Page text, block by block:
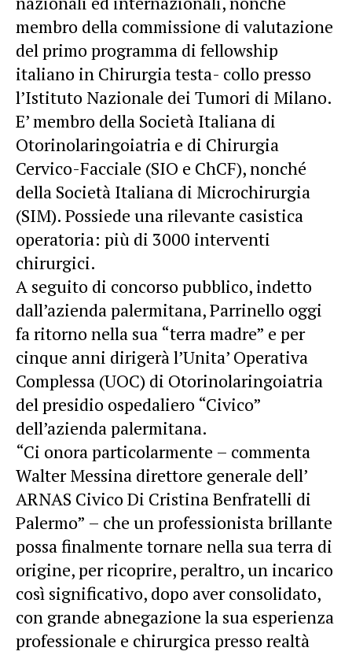
membro della commissione di valutazione
del primo programma di fellowship
italiano in Chirurgia testa- collo presso
l’Istituto Nazionale dei Tumori di Milano.
E’ membro della Società Italiana di
Otorinolaringoiatria e di Chirurgia
Cervico-Facciale (SIO e ChCF), nonché
della Società Italiana di Microchirurgia
(SIM). Possiede una rilevante casistica
operatoria: più di 3000 interventi
chirurgici.
A seguito di concorso pubblico, indetto
dall’azienda palermitana, Parrinello oggi
fa ritorno nella sua “terra madre” e per
cinque anni dirigerà l’Unita’ Operativa
Complessa (UOC) di Otorinolaringoiatria
del presidio ospedaliero “Civico”
dell’azienda palermitana.
“Ci onora particolarmente – commenta
Walter Messina direttore generale dell’
ARNAS Civico Di Cristina Benfratelli di
Palermo” – che un professionista brillante
possa finalmente tornare nella sua terra di
origine, per ricoprire, peraltro, un incarico
così significativo, dopo aver consolidato,
con grande abnegazione la sua esperienza
professionale e chirurgica presso realtà